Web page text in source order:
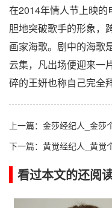
在2014年情人节上映
胆地突破歌手的形象，
画家海歌。剧中的海歌
云集，凡出场便迎来一
碎的王妍也称自己完全
上一篇： 金莎经纪人_金莎
下一篇： 黄觉经纪人_黄觉
看过本文的还阅